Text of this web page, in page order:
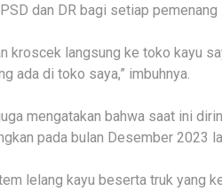
dan DR bagi setiap pemenang
kroscek langsung ke toko kayu
ada di toko saya,” imbuhnya.
mengatakan bahwa saat ini
pada bulan Desember 2023
lelang kayu beserta truk yang